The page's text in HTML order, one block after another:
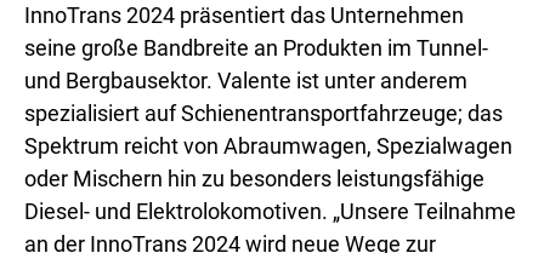
InnoTrans 2024 präsentiert das Unternehmen
seine große Bandbreite an Produkten im Tunnel-
und Bergbausektor. Valente ist unter anderem
spezialisiert auf Schienentransportfahrzeuge; das
Spektrum reicht von Abraumwagen, Spezialwagen
oder Mischern hin zu besonders leistungsfähige
Diesel- und Elektrolokomotiven. „Unsere Teilnahme
an der InnoTrans 2024 wird neue Wege zur